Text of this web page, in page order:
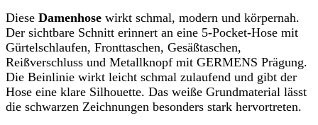
Diese Damenhose wirkt schmal, modern und körpernah.
Der sichtbare Schnitt erinnert an eine 5-Pocket-Hose mit
Gürtelschlaufen, Fronttaschen, Gesäßtaschen,
Reißverschluss und Metallknopf mit GERMENS Prägung.
Die Beinlinie wirkt leicht schmal zulaufend und gibt der
Hose eine klare Silhouette. Das weiße Grundmaterial lässt
die schwarzen Zeichnungen besonders stark hervortreten.